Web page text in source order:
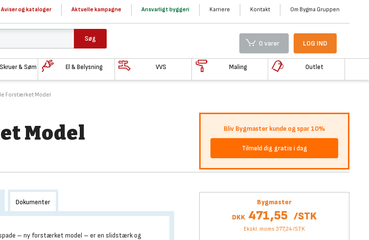
Aviser og kataloger Aktuelle kampagne Ansvarligt byggeri Karriere Kontakt Om Bygma Gruppen
Søg
0 varer LOG IND
& Søm El & Belysning VVS Maling Outlet
Forstærket Model
Model Bliv Bygmaster kunde og spar 10%
Tilmeld dig gratis i dag
Bygmaster
DKK 471,55 /STK
Ekskl. moms 377,24/STK
Dokumenter
– ny forstærket model – er en slidstærk og